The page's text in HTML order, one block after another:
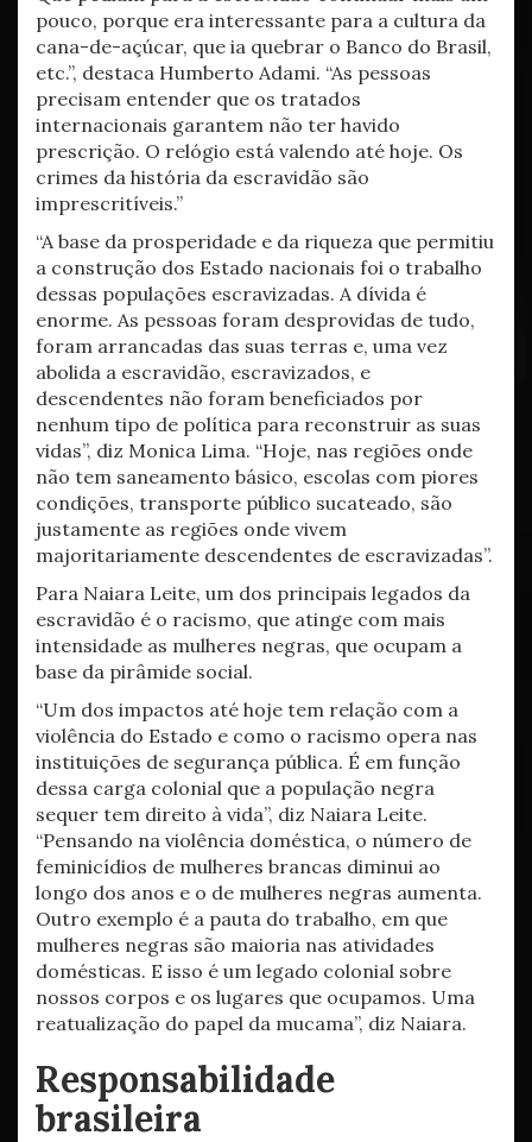
pouco, porque era interessante para a cultura da
cana-de-açúcar, que ia quebrar o Banco do Brasil,
etc.”, destaca Humberto Adami. “As pessoas
precisam entender que os tratados
internacionais garantem não ter havido
prescrição. O relógio está valendo até hoje. Os
crimes da história da escravidão são
imprescritíveis.”
“A base da prosperidade e da riqueza que permitiu
a construção dos Estado nacionais foi o trabalho
dessas populações escravizadas. A dívida é
enorme. As pessoas foram desprovidas de tudo,
foram arrancadas das suas terras e, uma vez
abolida a escravidão, escravizados, e
descendentes não foram beneficiados por
nenhum tipo de política para reconstruir as suas
vidas”, diz Monica Lima. “Hoje, nas regiões onde
não tem saneamento básico, escolas com piores
condições, transporte público sucateado, são
justamente as regiões onde vivem
majoritariamente descendentes de escravizadas”.
Para Naiara Leite, um dos principais legados da
escravidão é o racismo, que atinge com mais
intensidade as mulheres negras, que ocupam a
base da pirâmide social.
“Um dos impactos até hoje tem relação com a
violência do Estado e como o racismo opera nas
instituições de segurança pública. É em função
dessa carga colonial que a população negra
sequer tem direito à vida”, diz Naiara Leite.
“Pensando na violência doméstica, o número de
feminicídios de mulheres brancas diminui ao
longo dos anos e o de mulheres negras aumenta.
Outro exemplo é a pauta do trabalho, em que
mulheres negras são maioria nas atividades
domésticas. E isso é um legado colonial sobre
nossos corpos e os lugares que ocupamos. Uma
reatualização do papel da mucama”, diz Naiara.
Responsabilidade
brasileira